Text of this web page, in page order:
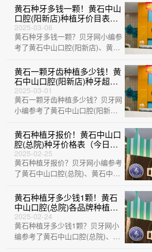
华玉口···
黄石种牙多钱一颗！黄石中山
口腔(阳新店)种植牙价目表已
更新，瑞典尼奥斯neoss种植
牙：8641元起/颗！
2025-03-06
黄石种牙多钱一颗？贝牙网小编参
考了黄石中山口腔(阳新店)、黄石
腔(黄···
黄石一颗牙齿种植多少钱！黄
石中山口腔(阳新店)种牙超划
算，瑞士拓美thommen植牙
牙：6484元起/颗！
2025-03-01
黄石一颗牙齿种植多少钱？贝牙网
小编参考了黄石中山口腔(阳新
中山口腔医···
黄石种植牙报价！黄石中山口
腔(总院)种牙价格表（今日更
新/实时），国产拜阿蒙种植
牙：2518元起/颗！
2025-02-25
黄石种植牙报价？贝牙网小编参考
了黄石中山口腔(总院)、黄石中山
口腔 ···
黄石种植牙多少钱1颗！黄石
中山口腔(总院)各品牌种植牙
的参考价格公布，瑞典诺贝尔
PMC种植牙：7318元起/颗！
2025-02-24
黄石种植牙多少钱1颗？贝牙网小
编参考了黄石中山口腔(总院)、黄